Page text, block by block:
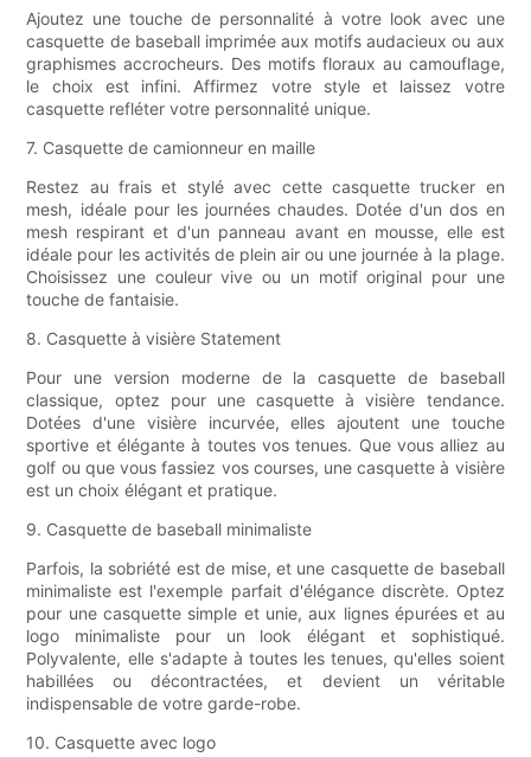
Ajoutez une touche de personnalité à votre look avec une
casquette de baseball imprimée aux motifs audacieux ou aux
graphismes accrocheurs. Des motifs floraux au camouflage,
le choix est infini. Affirmez votre style et laissez votre
casquette refléter votre personnalité unique.
7. Casquette de camionneur en maille
Restez au frais et stylé avec cette casquette trucker en
mesh, idéale pour les journées chaudes. Dotée d'un dos en
mesh respirant et d'un panneau avant en mousse, elle est
idéale pour les activités de plein air ou une journée à la plage.
Choisissez une couleur vive ou un motif original pour une
touche de fantaisie.
8. Casquette à visière Statement
Pour une version moderne de la casquette de baseball
classique, optez pour une casquette à visière tendance.
Dotées d'une visière incurvée, elles ajoutent une touche
sportive et élégante à toutes vos tenues. Que vous alliez au
golf ou que vous fassiez vos courses, une casquette à visière
est un choix élégant et pratique.
9. Casquette de baseball minimaliste
Parfois, la sobriété est de mise, et une casquette de baseball
minimaliste est l'exemple parfait d'élégance discrète. Optez
pour une casquette simple et unie, aux lignes épurées et au
logo minimaliste pour un look élégant et sophistiqué.
Polyvalente, elle s'adapte à toutes les tenues, qu'elles soient
habillées ou décontractées, et devient un véritable
indispensable de votre garde-robe.
10. Casquette avec logo